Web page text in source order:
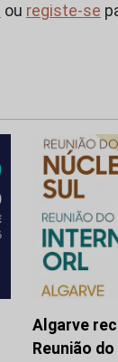
ou registe-se
Algarve
Reunião